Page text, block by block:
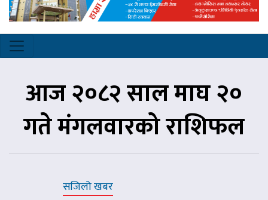
आज २०८२ साल माघ २०
गते मंगलवारको राशिफल
सजिलो खबर